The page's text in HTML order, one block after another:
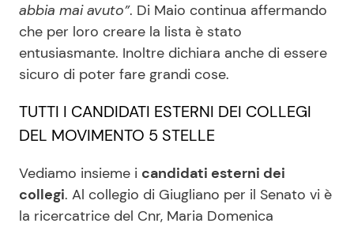
abbia mai avuto”. Di Maio continua affermando
che per loro creare la lista è stato
entusiasmante. Inoltre dichiara anche di essere
sicuro di poter fare grandi cose.
TUTTI I CANDIDATI ESTERNI DEI COLLEGI
DEL MOVIMENTO 5 STELLE
Vediamo insieme i candidati esterni dei
collegi. Al collegio di Giugliano per il Senato vi è
la ricercatrice del Cnr, Maria Domenica